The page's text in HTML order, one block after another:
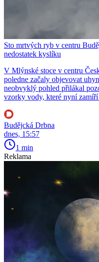
Sto mrtvých ryb v centru
nedostatek kyslíku
V Mlýnské stoce v centru
poledne začaly objevovat
neobvyklý pohled přilákal
vzorky vody, které nyní zamíří
Budějcká Drbna
dnes, 15:57
1 min
Reklama